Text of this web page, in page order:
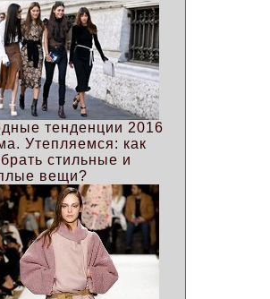
тенденции 2016
Утепляемся: как
стильные и
вещи?